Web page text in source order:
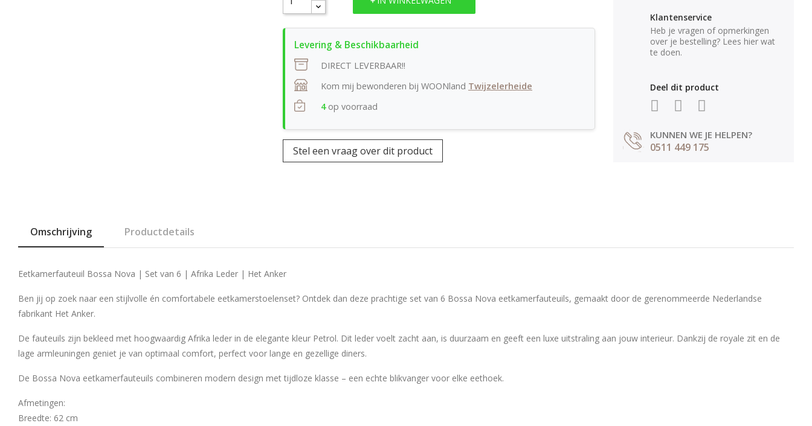
DIRECT LEVERBAAR!!
Kom mij bewonderen bij WOONland Twijzelerheide
4op voorraad
Stel een vraag over dit product
Klantenservice
Heb je vragen of opmerkingen
over je bestelling? Lees hier wat
te doen.
Deel dit product
KUNNEN WE JE HELPEN?
0511 449 175
Omschrijving Productdetails
Eetkamerfauteuil Bossa Nova | Set van 6 | Afrika Leder | Het Anker
Ben jij op zoek naar een stijlvolle én comfortabele eetkamerstoelenset? Ontdek dan deze prachtige set van 6 Bossa Nova eetkamerfauteuils, gemaakt door de gerenommeerde Nederlandse
fabrikant Het Anker.
De fauteuils zijn bekleed met hoogwaardig Afrika leder in de elegante kleur Petrol. Dit leder voelt zacht aan, is duurzaam en geeft een luxe uitstraling aan jouw interieur. Dankzij de royale zit en de
lage armleuningen geniet je van optimaal comfort, perfect voor lange en gezellige diners.
De Bossa Nova eetkamerfauteuils combineren modern design met tijdloze klasse – een echte blikvanger voor elke eethoek.
Afmetingen:
Breedte: 62 cm